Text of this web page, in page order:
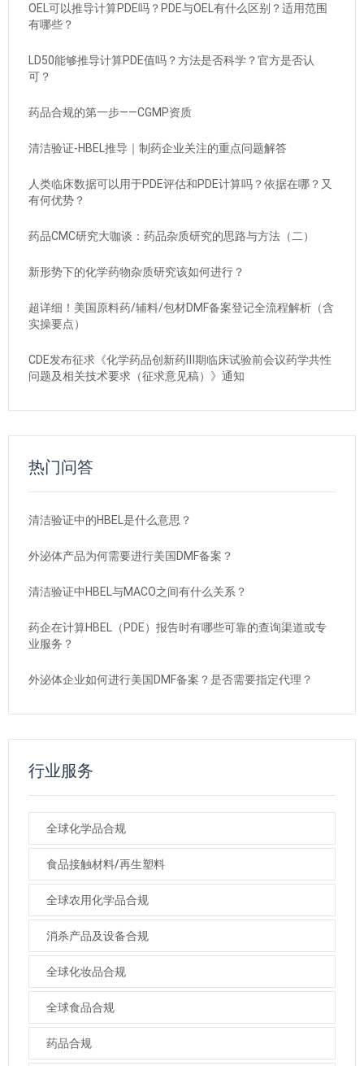
OEL可以推导计算PDE吗？PDE与OEL有什么区别？适用范围
有哪些？
LD50能够推导计算PDE值吗？方法是否科学？官方是否认
可？
药品合规的第一步——CGMP资质
清洁验证-HBEL推导｜制药企业关注的重点问题解答
人类临床数据可以用于PDE评估和PDE计算吗？依据在哪？又
有何优势？
药品CMC研究大咖谈：药品杂质研究的思路与方法（二）
新形势下的化学药物杂质研究该如何进行？
超详细！美国原料药/辅料/包材DMF备案登记全流程解析（含
实操要点）
CDE发布征求《化学药品创新药Ⅲ期临床试验前会议药学共性
问题及相关技术要求（征求意见稿）》通知
热门问答
清洁验证中的HBEL是什么意思？
外泌体产品为何需要进行美国DMF备案？
清洁验证中HBEL与MACO之间有什么关系？
药企在计算HBEL（PDE）报告时有哪些可靠的查询渠道或专
业服务？
外泌体企业如何进行美国DMF备案？是否需要指定代理？
行业服务
全球化学品合规
食品接触材料/再生塑料
全球农用化学品合规
消杀产品及设备合规
全球化妆品合规
全球食品合规
药品合规